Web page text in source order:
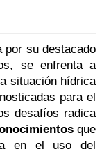
por su destacado
se enfrenta a
situación hídrica
para el
desafíos radica
que
en el uso del